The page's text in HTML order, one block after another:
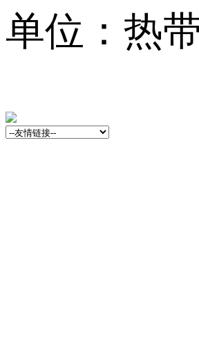
单位：热